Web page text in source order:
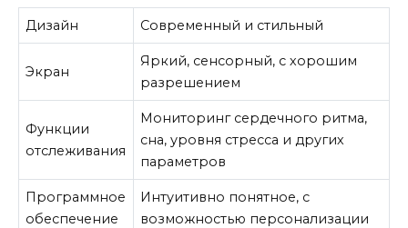
Дизайн Современный и стильный
Экран
Яркий, сенсорный, с хорошим
разрешением
Функции
отслеживания
Мониторинг сердечного ритма,
сна, уровня стресса и других
параметров
Программное
обеспечение
Интуитивно понятное, с
возможностью персонализации